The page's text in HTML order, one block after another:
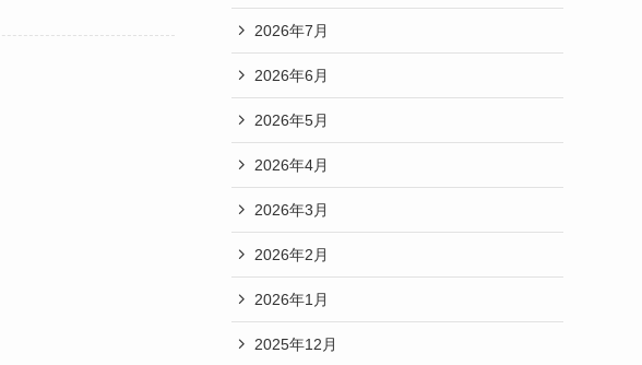
2026年7月
2026年6月
2026年5月
2026年4月
2026年3月
2026年2月
2026年1月
2025年12月